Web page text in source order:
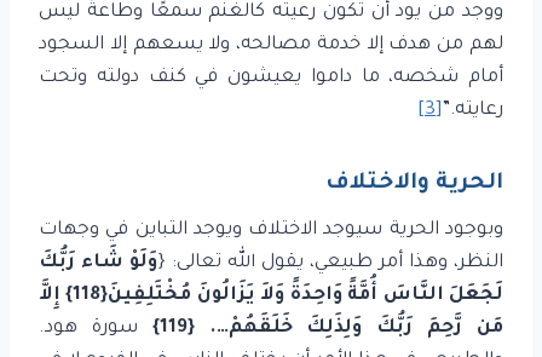
ووجد من يود أن تكون رعيته كالغنم سمعًا وطاعةً ليس
لهم من هدف إلا خدمة مصالحه، ولا يسعهم إلا السجود
أمام شخصه، ما داموا يعيشون في كنف دولته وتحت
رعايته.” [3]
الحرية والاختلاف
وبوجود الحرية سيوجد الاختلاف ويوجد التباين في وجهات
النظر، وهذا أمر طبيعي، يقول الله تعالى: {وَلَوْ شَاء رَبُّكَ
لَجَعَلَ النَّاسَ أُمَّةً وَاحِدَةً وَلاَ يَزَالُونَ مُخْتَلِفِينَ{118} إِلاَّ
مَن رَّحِمَ رَبُّكَ وَلِذَلِكَ خَلَقَهُمْ…. {119}
سورة هود.